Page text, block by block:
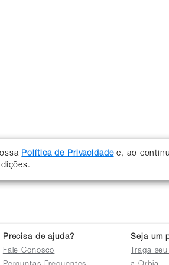
Política de Privacidadee, ao
Precisa de ajuda?
Fale Conosco
Seja um
Traga